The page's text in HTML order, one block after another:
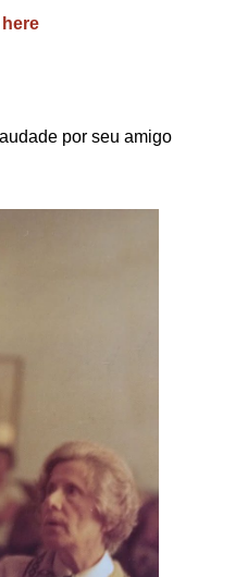
por seu amigo